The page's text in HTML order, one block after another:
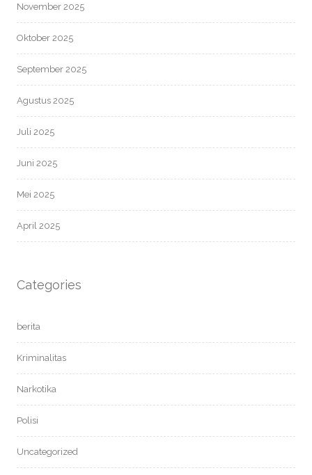
November 2025
Oktober 2025
September 2025
Agustus 2025
Juli 2025
Juni 2025
Mei 2025
April 2025
Categories
berita
Kriminalitas
Narkotika
Polisi
Uncategorized